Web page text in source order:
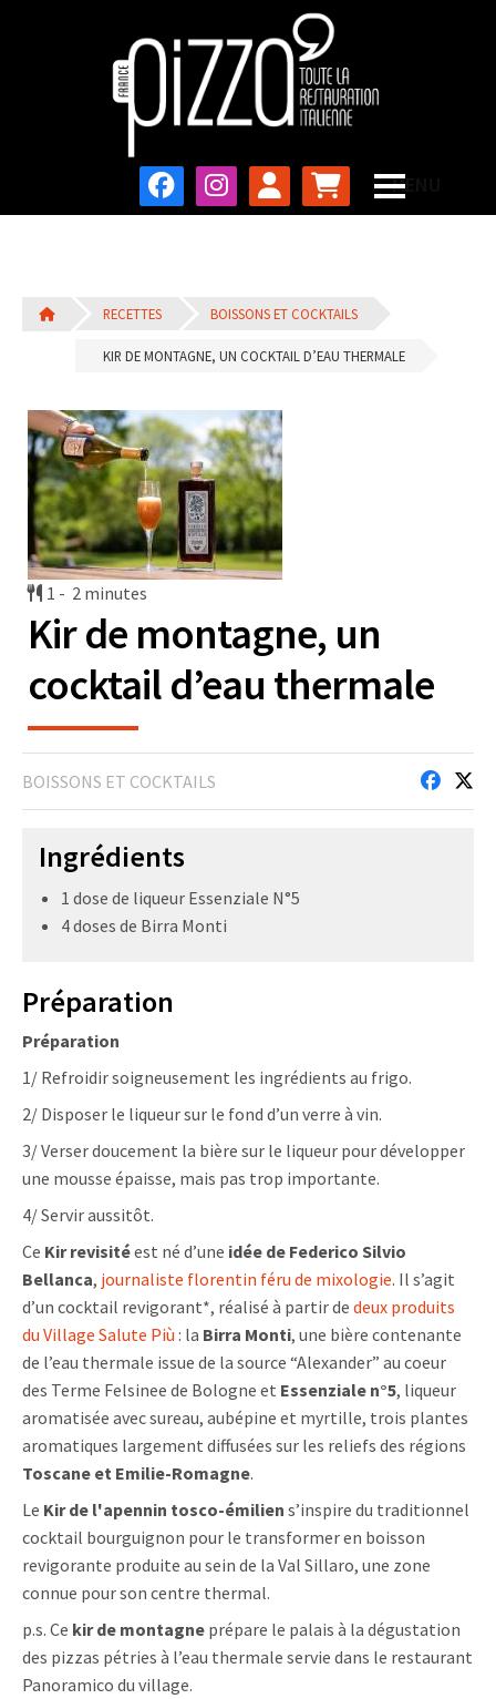
RECETTES BOISSONS ET COCKTAILS
KIR DE MONTAGNE, UN COCKTAIL D’EAU THERMALE
1 - 2 minutes
Kir de montagne, un
cocktail d’eau thermale
BOISSONS ET COCKTAILS
Ingrédients
1 dose de liqueur Essenziale N°5
4 doses de Birra Monti
Préparation
Préparation
1/ Refroidir soigneusement les ingrédients au frigo.
2/ Disposer le liqueur sur le fond d’un verre à vin.
3/ Verser doucement la bière sur le liqueur pour développer
une mousse épaisse, mais pas trop importante.
4/ Servir aussitôt.
Ce Kir revisitéest né d’une idée de Federico Silvio
Bellanca, journaliste florentin féru de mixologie. Il s’agit
d’un cocktail revigorant*, réalisé à partir de deux produits
du Village Salute Più : la Birra Monti, une bière contenante
de l’eau thermale issue de la source “Alexander” au coeur
des Terme Felsinee de Bologne et Essenziale n°5, liqueur
aromatisée avec sureau, aubépine et myrtille, trois plantes
aromatiques largement diffusées sur les reliefs des régions
Toscane et Emilie-Romagne.
Le Kir de l'apennin tosco-émilien s’inspire du traditionnel
cocktail bourguignon pour le transformer en boisson
revigorante produite au sein de la Val Sillaro, une zone
connue pour son centre thermal.
p.s. Ce kir de montagne prépare le palais à la dégustation
des pizzas pétries à l’eau thermale servie dans le restaurant
Panoramico du village.